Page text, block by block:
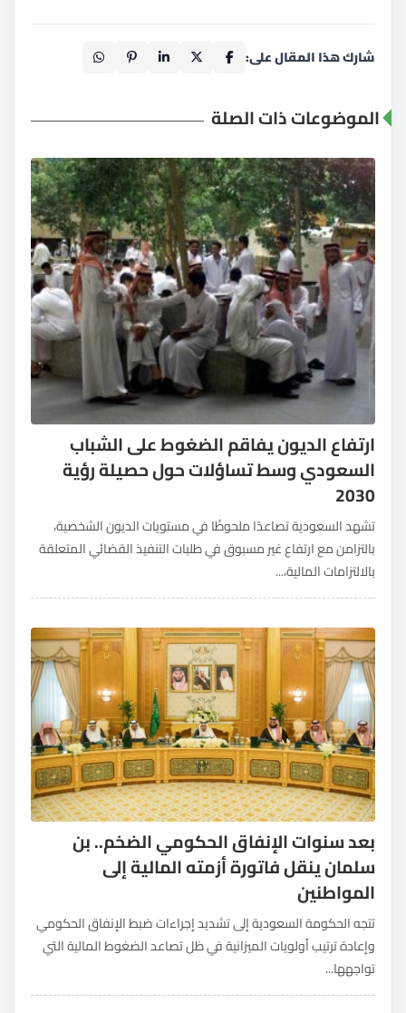
شارك هذا المقال على:
الموضوعات ذات الصلة
ارتفاع الديون يفاقم الضغوط على الشباب
السعودي وسط تساؤلات حول حصيلة رؤية
2030
تشهد السعودية تصاعدًا ملحوظًا في مستويات الديون الشخصية،
بالتزامن مع ارتفاع غير مسبوق في طلبات التنفيذ القضائي المتعلقة
بالالتزامات المالية،...
بعد سنوات الإنفاق الحكومي الضخم.. بن
سلمان ينقل فاتورة أزمته المالية إلى
المواطنين
تتجه الحكومة السعودية إلى تشديد إجراءات ضبط الإنفاق الحكومي
وإعادة ترتيب أولويات الميزانية في ظل تصاعد الضغوط المالية التي
تواجهها...